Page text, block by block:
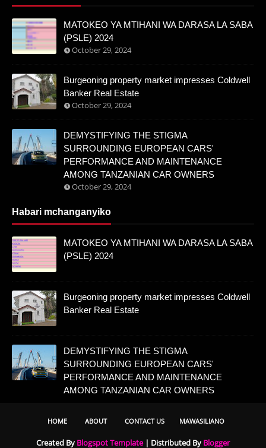
MATOKEO YA MTIHANI WA DARASA LA SABA
(PSLE) 2024
October 29, 2024
Burgeoning property market impresses Coldwell
Banker Real Estate
October 29, 2024
DEMYSTIFYING THE STIGMA
SURROUNDING EUROPEAN CARS'
PERFORMANCE AND MAINTENANCE
AMONG TANZANIAN CAR OWNERS
October 29, 2024
Habari mchanganyiko
MATOKEO YA MTIHANI WA DARASA LA SABA
(PSLE) 2024
Burgeoning property market impresses Coldwell
Banker Real Estate
DEMYSTIFYING THE STIGMA
SURROUNDING EUROPEAN CARS'
PERFORMANCE AND MAINTENANCE
AMONG TANZANIAN CAR OWNERS
HOME ABOUT CONTACT US MAWASILIANO
Created By Blogspot Template| Distributed By Blogger